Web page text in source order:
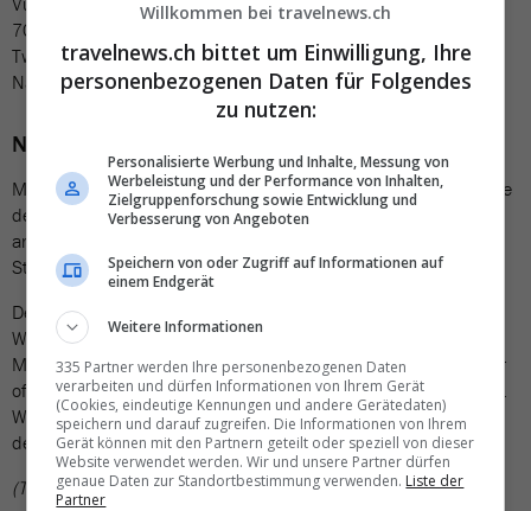
70’000 Menschen, dass sie das Beben gespürt haben. Auf
Twitter fordert GeoNet die Menschen dazu auf, für den Fall von
Nachbeben vorsichtshalber in Deckung zu gehen.
Notstand wegen Tropensturm
Mit dem heutigen Erdbeben erlebt Neuseeland anhaltende Tage
des Schreckens. Denn der Tropensturm «Gabrielle» hatte schon
am Montag gewütet mit Windgeschwindigkeiten von bis zu 140
Stundenkilometern, ebenfalls auf der Nordinsel Neuseelands.
Der Zyklon brachte heftige Regenfälle und bis zu elf Meter hohe
Wellen mit sich. Auch am Dienstag gab es heftige Stürme. Am
Mittwoch war nach Angaben der Behörden das Schlimmste zwar
offenbar überstanden, «aber wir sind noch nicht ausser Gefahr».
Wegen «Gabrielle» hatte Neuseelands Regierung am Dienstag
den Nationalen Notstand ausgerufen.
(TN)
Willkommen bei travelnews.ch
travelnews.ch bittet um Einwilligung, Ihre
personenbezogenen Daten für Folgendes
zu nutzen:
Personalisierte Werbung und Inhalte, Messung von
Werbeleistung und der Performance von Inhalten,
Zielgruppenforschung sowie Entwicklung und
Verbesserung von Angeboten
Speichern von oder Zugriff auf Informationen auf
einem Endgerät
Weitere Informationen
335 Partner werden Ihre personenbezogenen Daten
verarbeiten und dürfen Informationen von Ihrem Gerät
(Cookies, eindeutige Kennungen und andere Gerätedaten)
speichern und darauf zugreifen. Die Informationen von Ihrem
Gerät können mit den Partnern geteilt oder speziell von dieser
Website verwendet werden. Wir und unsere Partner dürfen
genaue Daten zur Standortbestimmung verwenden. Liste der
Partner